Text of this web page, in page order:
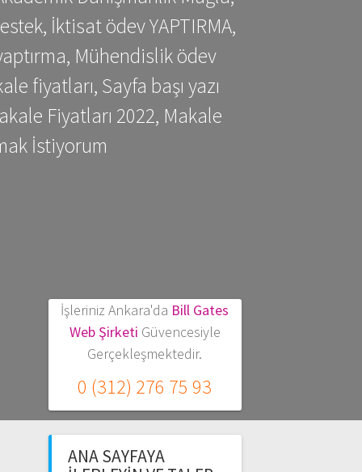
İktisat ödev YAPTIRMA,
Mühendislik ödev
fiyatları, Sayfa başı yazı
Fiyatları 2022, Makale
İstiyorum
İşleriniz Ankara'da Bill Gates
Web Şirketi Güvencesiyle
Gerçekleşmektedir.
0 (312) 276 75 93
ANA SAYFAYA